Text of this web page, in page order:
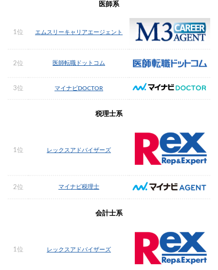
医師系
1位 エムスリーキャリアエージェント
2位 医師転職ドットコム
3位 マイナビDOCTOR
税理士系
1位 レックスアドバイザーズ
2位 マイナビ税理士
会計士系
1位 レックスアドバイザーズ